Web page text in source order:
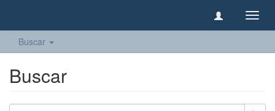
Buscar
Buscar